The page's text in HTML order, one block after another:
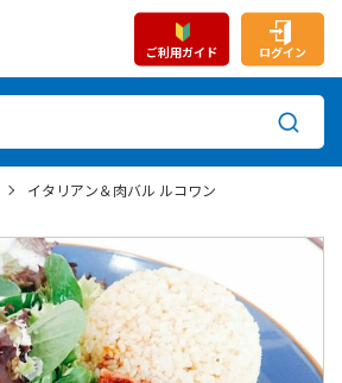
ご利用ガイド ログイン
イタリアン＆肉バル ルコワン